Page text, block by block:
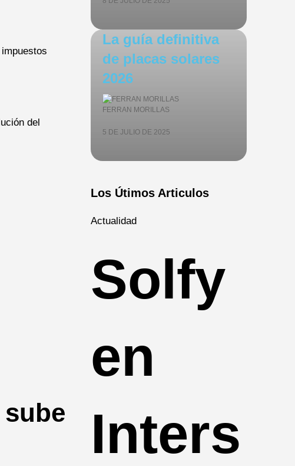
del
La guía definitiva
de placas solares
2026
FERRAN MORILLAS
5 DE JULIO DE 2025
Los Útimos Articulos
Actualidad
Solfy
en
Inters